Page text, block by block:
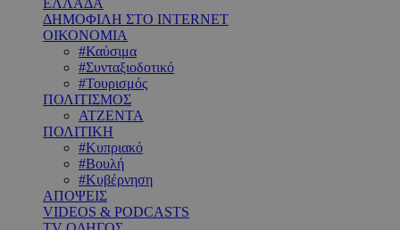
ΕΛΛΑΔΑ
ΔΗΜΟΦΙΛΗ ΣΤΟ INTERNET
ΟΙΚΟΝΟΜΙΑ
#Καύσιμα
#Συνταξιοδοτικό
#Τουρισμός
ΠΟΛΙΤΙΣΜΟΣ
ΑΤΖΕΝΤΑ
ΠΟΛΙΤΙΚΗ
#Κυπριακό
#Βουλή
#Κυβέρνηση
ΑΠΟΨΕΙΣ
VIDEOS & PODCASTS